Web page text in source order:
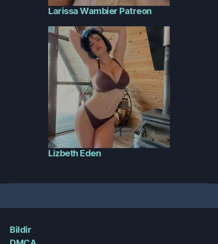
Larissa Wambier Patreon
Lizbeth Eden
Bildir